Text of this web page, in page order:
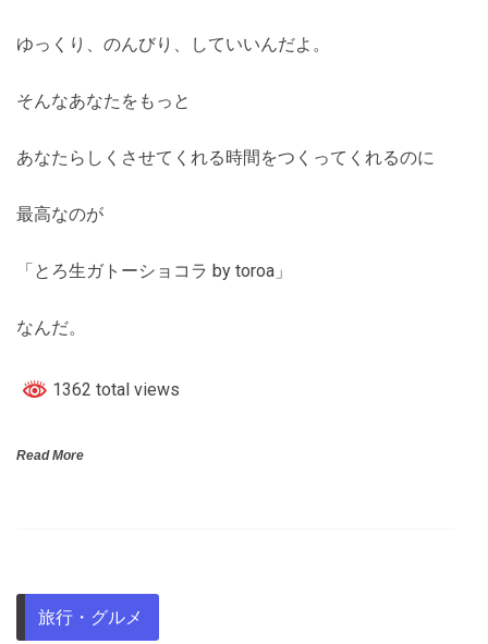
ゆっくり、のんびり、していいんだよ。
そんなあなたをもっと
あなたらしくさせてくれる時間をつくってくれるのに
最高なのが
「とろ生ガトーショコラ by toroa」
なんだ。
1362 total views
Read More
旅行・グルメ